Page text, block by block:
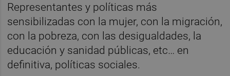
Representantes y políticas más
sensibilizadas con la mujer, con la migración,
con la pobreza, con las desigualdades, la
educación y sanidad públicas, etc… en
definitiva, políticas sociales.